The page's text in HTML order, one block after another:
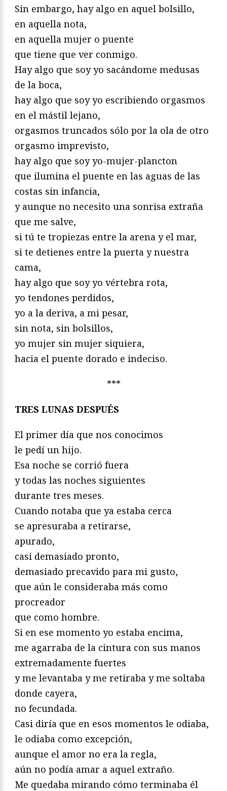
Sin embargo, hay algo en aquel bolsillo,
en aquella nota,
en aquella mujer o puente
que tiene que ver conmigo.
Hay algo que soy yo sacándome medusas
de la boca,
hay algo que soy yo escribiendo orgasmos
en el mástil lejano,
orgasmos truncados sólo por la ola de otro
orgasmo imprevisto,
hay algo que soy yo-mujer-plancton
que ilumina el puente en las aguas de las
costas sin infancia,
y aunque no necesito una sonrisa extraña
que me salve,
si tú te tropiezas entre la arena y el mar,
si te detienes entre la puerta y nuestra
cama,
hay algo que soy yo vértebra rota,
yo tendones perdidos,
yo a la deriva, a mi pesar,
sin nota, sin bolsillos,
yo mujer sin mujer siquiera,
hacia el puente dorado e indeciso.
***
TRES LUNAS DESPUÉS
El primer día que nos conocimos
le pedí un hijo.
Esa noche se corrió fuera
y todas las noches siguientes
durante tres meses.
Cuando notaba que ya estaba cerca
se apresuraba a retirarse,
apurado,
casi demasiado pronto,
demasiado precavido para mi gusto,
que aún le consideraba más como
procreador
que como hombre.
Si en ese momento yo estaba encima,
me agarraba de la cintura con sus manos
extremadamente fuertes
y me levantaba y me retiraba y me soltaba
donde cayera,
no fecundada.
Casi diría que en esos momentos le odiaba,
le odiaba como excepción,
aunque el amor no era la regla,
aún no podía amar a aquel extraño.
Me quedaba mirando cómo terminaba él